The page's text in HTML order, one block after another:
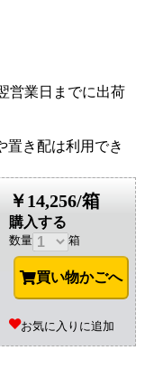
営業日までに出荷
置き配は利用でき
￥14,256/箱
購入する
数量 箱
買い物かごへ
お気に入りに追加